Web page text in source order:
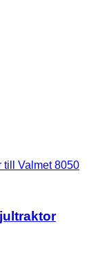
till Valmet 8050